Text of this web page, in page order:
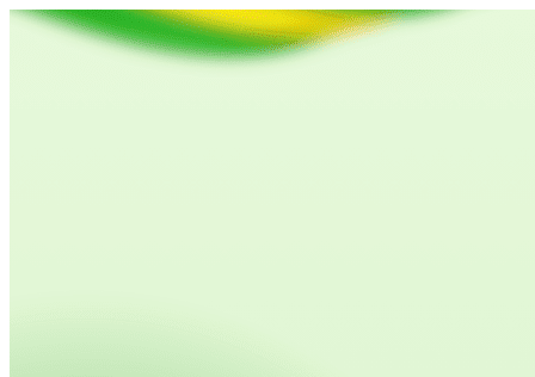
Página do Evento: S.O.S. Vila